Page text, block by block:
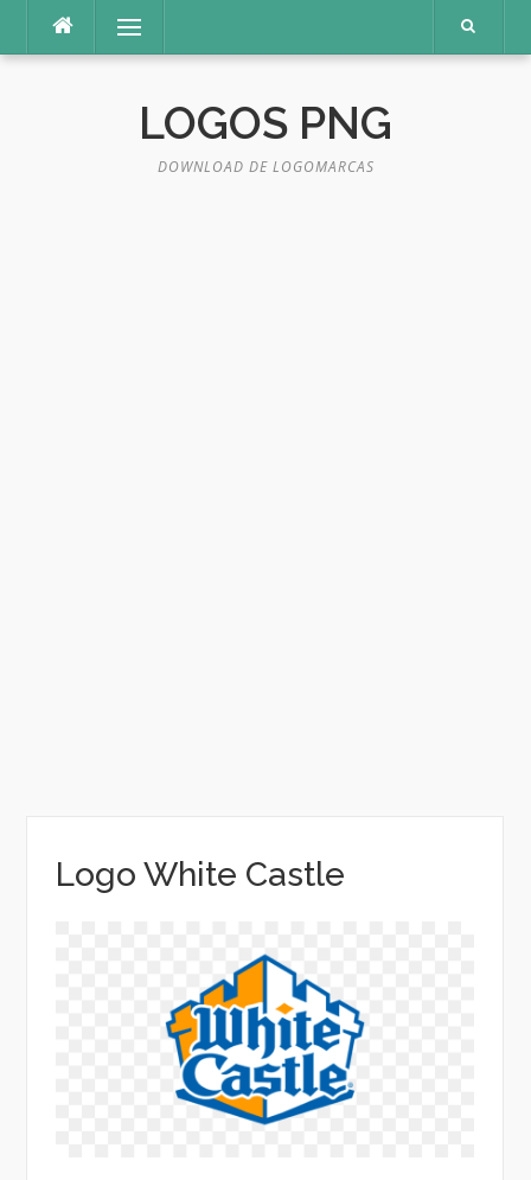
o
Menu
LOGOS PNG
DOWNLOAD DE LOGOMARCAS
Logo White Castle